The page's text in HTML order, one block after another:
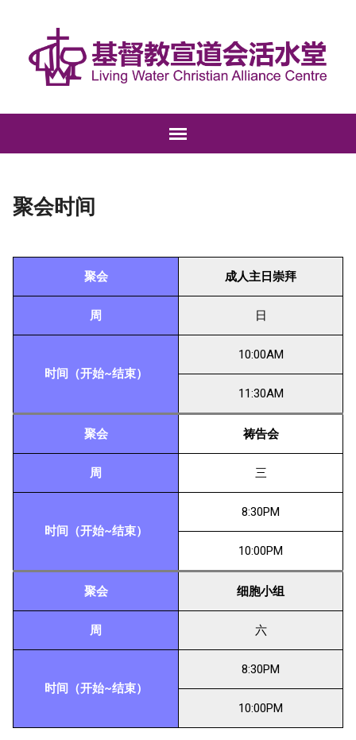
聚会时间
聚会 成人主日崇拜
周 日
时间（开始~结束）
10:00AM
11:30AM
聚会 祷告会
周 三
时间（开始~结束）
8:30PM
10:00PM
聚会 细胞小组
周 六
时间（开始~结束）
8:30PM
10:00PM